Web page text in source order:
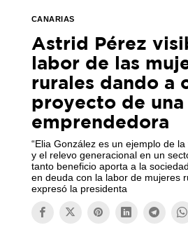
CANARIAS
Astrid Pérez
labor de las
rurales dando a
proyecto de
emprendedora
“Elia González es un ejemplo de
y el relevo generacional en un
tanto beneficio aporta a la
en deuda con la labor de mujeres
expresó la presidenta